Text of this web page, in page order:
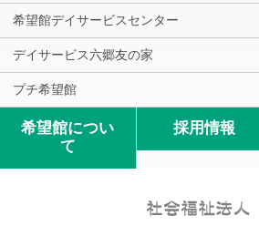
希望館デイサービスセンター
デイサービス六郷友の家
プチ希望館
希望館につい
て
採用情報